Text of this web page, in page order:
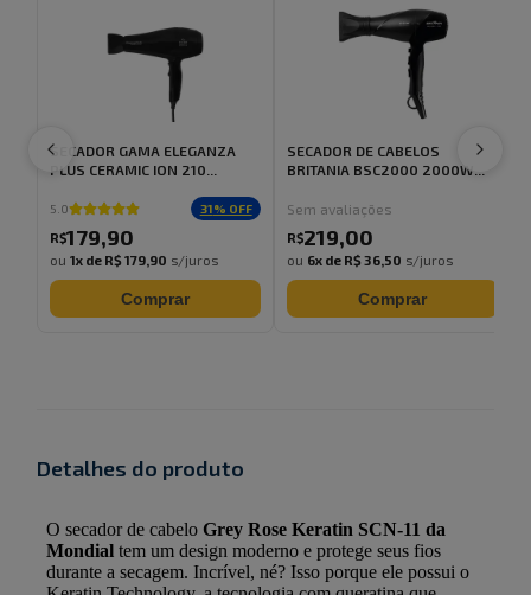
SECADOR GAMA ELEGANZA
PLUS CERAMIC ION 210...
5.0 31% OFF
R$179,90
ou 1x de R$ 179,90 s/juros
Comprar
SECADOR DE CABELOS
BRITANIA BSC2000 2000W...
Sem avaliações
R$219,00
ou 6x de R$ 36,50 s/juros
Comprar
Detalhes do produto